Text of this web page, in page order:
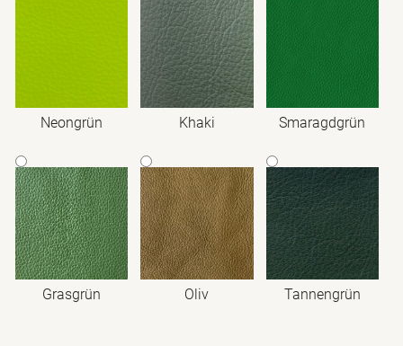
Neongrün Khaki Smaragdgrün
Grasgrün Oliv Tannengrün